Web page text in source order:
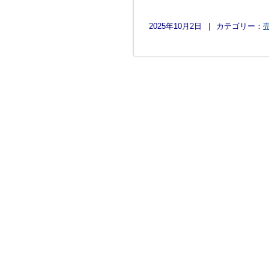
2025年10月2日 カテゴリー：